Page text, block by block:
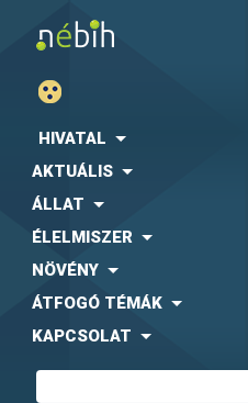
HIVATAL
AKTUÁLIS
ÁLLAT
ÉLELMISZER
NÖVÉNY
ÁTFOGÓ TÉMÁK
KAPCSOLAT